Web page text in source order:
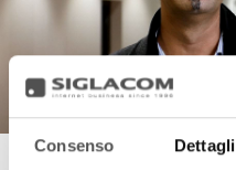
Consenso Dettagli